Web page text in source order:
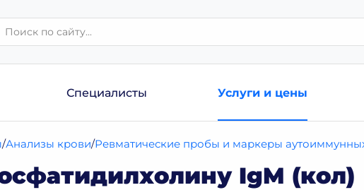
Специалисты Услуги и цены
Анализы крови Ревматические пробы и маркеры
IgM (кол)